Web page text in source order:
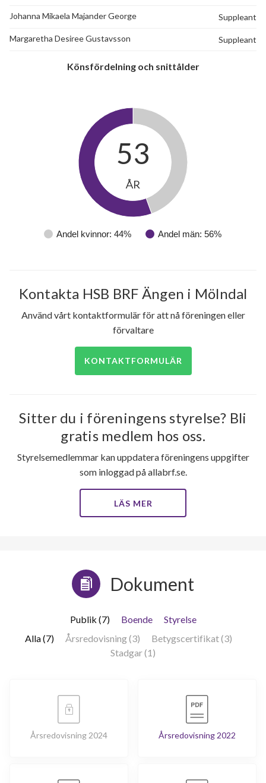
171
Johanna Mikaela Majander George Suppleant
Margaretha Desiree Gustavsson Suppleant
Könsfördelning och snittålder
Andel kvinnor: 44% Andel män: 56%
53
ÅR
Kontakta HSB BRF Ängen i Mölndal
Använd vårt kontaktformulär för att nå föreningen eller
förvaltare
KONTAKTFORMULÄR
Sitter du i föreningens styrelse? Bli
gratis medlem hos oss.
Styrelsemedlemmar kan uppdatera föreningens uppgifter
som inloggad på allabrf.se.
LÄS MER
Dokument
Publik (7) Boende
Styrelse
Alla (7)
Årsredovisning (3)
Betygscertifikat (3)
Stadgar (1)
Årsredovisning 2024 Årsredovisning 2022